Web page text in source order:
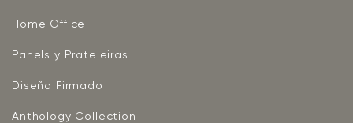
Home Office
Panels y Prateleiras
Diseño Firmado
Anthology Collection